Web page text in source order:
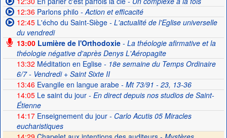
12:36Parlons philo - Action et efficacité
12:45L'écho du Saint-Siège- L'actualité de l'Eglise universelle
du vendredi
13:00Lumière de l'Orthodoxie- La théologie afirmative et la
théologie négative d'après Denys L'Aéropagite
13:32 Méditation en Eglise- 18e semaine du Temps Ordinaire
6/7 - Vendredi + Saint Sixte II
13:46Evangile en langue arabe- Mt 73/91 - 23, 13-36
14:05Le saint du jour- En direct depuis nos studios de Saint-
Étienne
14:17Enseignement du jour- Carlo Acutis 05 Miracles
eucharistiques